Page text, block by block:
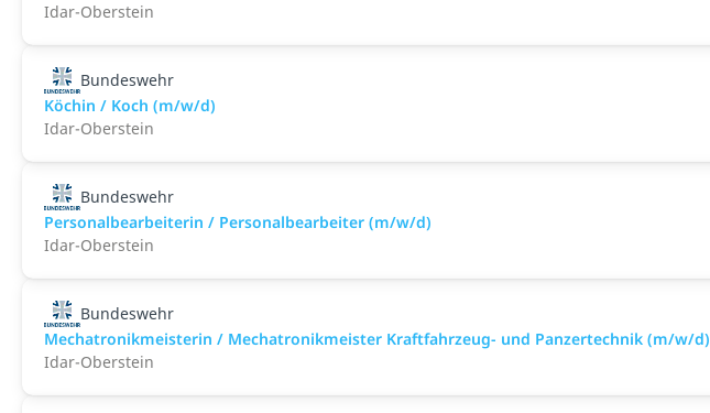
Idar-Oberstein
Bundeswehr
Köchin / Koch (m/w/d)
Idar-Oberstein
Bundeswehr
Personalbearbeiterin / Personalbearbeiter (m/w/d)
Idar-Oberstein
Bundeswehr
Mechatronikmeisterin / Mechatronikmeister Kraftfahrzeug- und Panzertechnik (m/w/d)
Idar-Oberstein